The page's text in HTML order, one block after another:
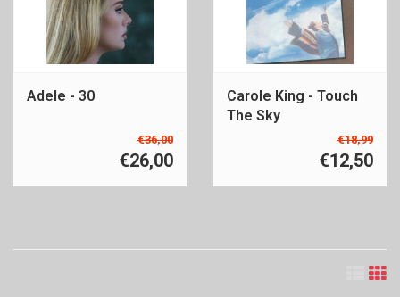
Adele - 30
€36,00
€26,00
Carole King - Touch
The Sky
€18,99
€12,50